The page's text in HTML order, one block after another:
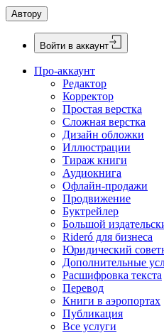
Автору
Войти в аккаунт
Про-аккаунт
Редактор
Корректор
Простая верстка
Сложная верстка
Дизайн обложки
Иллюстрации
Тираж книги
Аудиокнига
Офлайн-продажи
Продвижение
Буктрейлер
Большой
Rideró для бизнеса
Юридический
Дополнительные
Расшифровка текста
Перевод
Книги в аэропортах
Публикация
Все услуги